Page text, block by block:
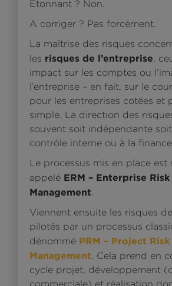
Etonnant ? Non.
A corriger ? Pas forcément.
La maîtrise des risques
les risques de l’entreprise,
impact sur les comptes ou
l’entreprise – en fait, sur le
pour les entreprises cotées et
simple. La direction des
souvent soit indépendante
contrôle interne ou à la
Le processus mis en place est
appelé ERM – Enterprise Risk
Management.
Viennent ensuite les risques
pilotés par un processus
dénommé PRM – Project Risk
Management. Cela prend en
cycle projet, développement
commerciale) et réalisation